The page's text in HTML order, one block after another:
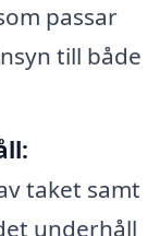
passar
till både
taket samt
underhåll